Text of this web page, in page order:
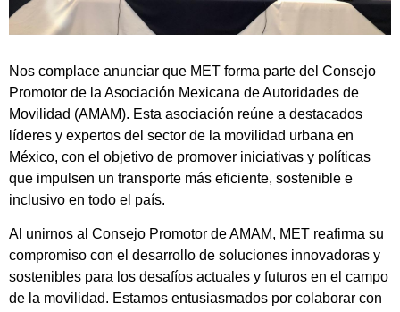
Nos complace anunciar que MET forma parte del Consejo
Promotor de la Asociación Mexicana de Autoridades de
Movilidad (AMAM). Esta asociación reúne a destacados
líderes y expertos del sector de la movilidad urbana en
México, con el objetivo de promover iniciativas y políticas
que impulsen un transporte más eficiente, sostenible e
inclusivo en todo el país.
Al unirnos al Consejo Promotor de AMAM, MET reafirma su
compromiso con el desarrollo de soluciones innovadoras y
sostenibles para los desafíos actuales y futuros en el campo
de la movilidad. Estamos entusiasmados por colaborar con